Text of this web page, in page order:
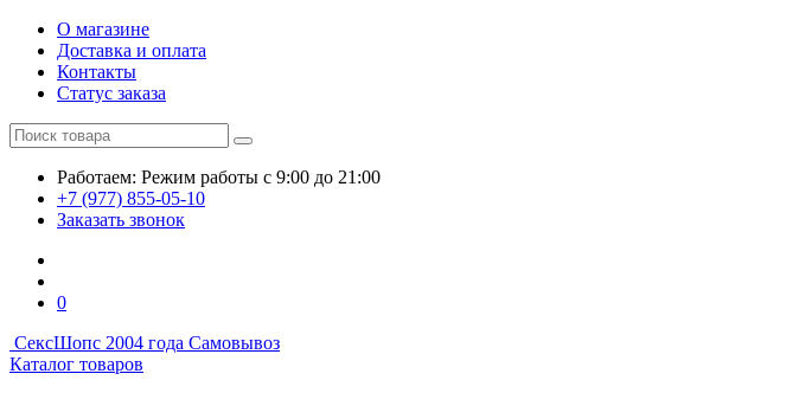
О магазине
Доставка и оплата
Контакты
Статус заказа
Работаем: Режим работы с 9:00 до 21:00
+7 (977) 855-05-10
Заказать звонок
0
СексШопс 2004 года Самовывоз
Каталог товаров